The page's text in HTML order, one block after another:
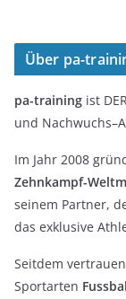
Über pa-
pa-training ist
und
Im Jahr 2008
Zehnkampf-
seinem Partner,
das exklusive
Seitdem
Sportarten